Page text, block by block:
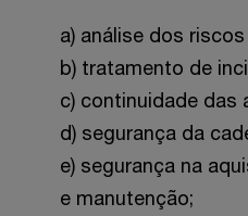
a) análise dos
b) tratamento de
c) continuidade das
d) segurança da
e) segurança na
e manutenção;